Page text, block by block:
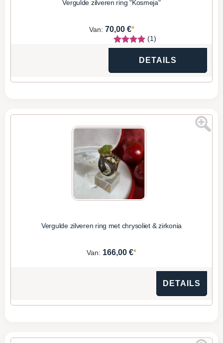
Vergulde zilveren ring "Kosmeja"
Van: 70,00 €*
(1)
DETAILS
Vergulde zilveren ring met chrysoliet & zirkonia
Van: 166,00 €*
DETAILS